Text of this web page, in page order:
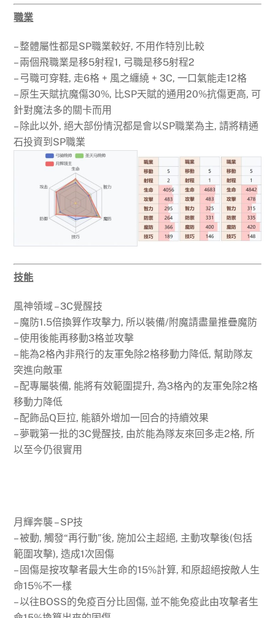
職業
– 整體屬性都是SP職業較好, 不用作特別比較
– 兩個飛職業是移5射程1, 弓職是移5射程2
– 弓職可穿鞋, 走6格 + 風之纏繞 + 3C, 一口氣能走12格
– 原生天賦抗魔傷30%, 比SP天賦的通用20%抗傷更高, 可
針對魔法多的關卡而用
– 除此以外, 絕大部份情況都是會以SP職業為主, 請將精通
石投資到SP職業
技能
風神領域 – 3C覺醒技
– 魔防1.5倍換算作攻擊力, 所以裝備/附魔請盡量推疊魔防
– 使用後能再移動3格並攻擊
– 能為2格內非飛行的友軍免除2格移動力降低, 幫助隊友
突進向敵軍
– 配專屬裝備, 能將有效範圍提升, 為3格內的友軍免除2格
移動力降低
– 配飾品Q巨拉, 能額外增加一回合的持續效果
– 夢戰第一批的3C覺醒技, 由於能為隊友來回多走2格, 所
以至今仍很實用
月輝奔襲 – SP技
– 被動, 觸發“再行動”後, 施加公主超絕, 主動攻擊後(包括
範圍攻擊), 造成1次固傷
– 固傷是按攻擊者最大生命的15%計算, 和原超絕按敵人生
命15%不一樣
– 以往BOSS的免疫百分比固傷, 並不能免疫此由攻擊者生